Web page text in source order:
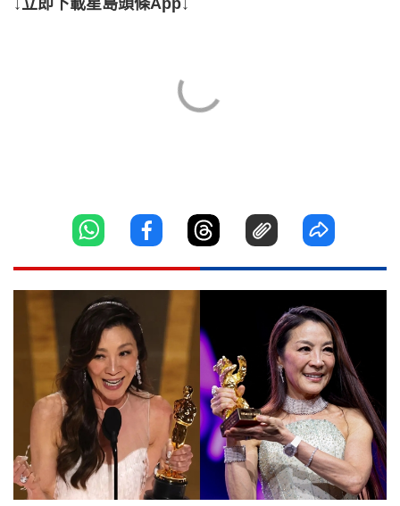
↓立即下載星島頭條App↓